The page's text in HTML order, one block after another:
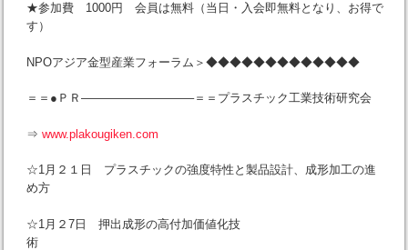
★参加費 1000円 会員は無料（当日・入会即無料となり、お得で
す）
NPOアジア金型産業フォーラム＞◆◆◆◆◆◆◆◆◆◆◆◆◆
＝＝●ＰＲ—————————–＝＝プラスチック工業技術研究会
⇒ www.plakougiken.com
☆1月２１日 プラスチックの強度特性と製品設計、成形加工の進
め方
☆1月２7日 押出成形の高付加価値化技
術